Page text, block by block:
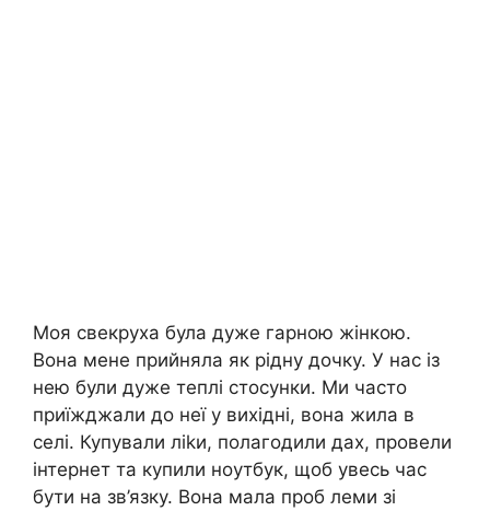
Моя свекруха була дуже гарною жінкою.
Вона мене прийняла як рідну дочку. У нас із
нею були дуже теплі стосунки. Ми часто
приїжджали до неї у вихідні, вона жила в
селі. Купували ліkи, полагодили дах, провели
інтернет та купили ноутбук, щоб увесь час
бути на зв’язку. Вона мала проб леми зі